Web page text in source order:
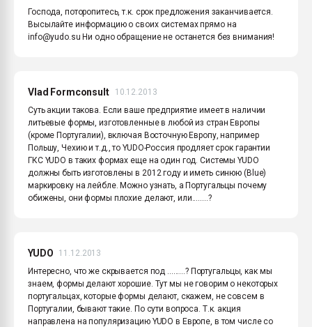
Господа, поторопитесь, т.к. срок предложения заканчивается.
Высылайте информацию о своих системах прямо на
info@yudo.su Ни одно обращение не останется без внимания!
Vlad Formconsult
10.12.2013
Суть акции такова. Если ваше предприятие имеет в наличии
литьевые формы, изготовленные в любой из стран Европы
(кроме Португалии), включая Восточную Европу, например
Польшу, Чехию и т.д., то YUDO-Россия продляет срок гарантии
ГКС YUDO в таких формах еще на один год. Системы YUDO
должны быть изготовлены в 2012 году и иметь синюю (Blue)
маркировку на лейбле. Можно узнать, а Португальцы почему
обижены, они формы плохие делают, или........?
YUDO
11.12.2013
Интересно, что же скрывается под .........? Португальцы, как мы
знаем, формы делают хорошие. Тут мы не говорим о некоторых
португальцах, которые формы делают, скажем, не совсем в
Португалии, бывают такие. По сути вопроса. Т.к. акция
направлена на популяризацию YUDO в Европе, в том числе со